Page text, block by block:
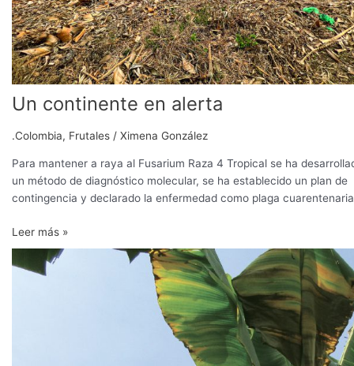
Un continente en alerta
.Colombia, Frutales / Ximena González
Para mantener a raya al Fusarium Raza 4 Tropical se ha
un método de diagnóstico molecular, se ha establecido un plan de
contingencia y declarado la enfermedad como plaga
Leer más »
Síntomas,
identificación